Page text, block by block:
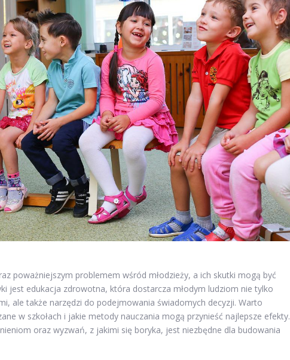
poważniejszym problemem wśród młodzieży, a ich skutki mogą być
jest edukacja zdrowotna, która dostarcza młodym ludziom nie tylko
ale także narzędzi do podejmowania świadomych decyzji. Warto
w szkołach i jakie metody nauczania mogą przynieść najlepsze efekty.
oraz wyzwań, z jakimi się boryka, jest niezbędne dla budowania